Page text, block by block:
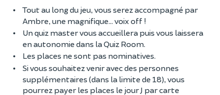
Tout au long du jeu, vous serez accompagné par
Ambre, une magnifique... voix off !
Un quiz master vous accueillera puis vous laissera
en autonomie dans la Quiz Room.
Les places ne sont pas nominatives.
Si vous souhaitez venir avec des personnes
supplémentaires (dans la limite de 18), vous
pourrez payer les places le jour J par carte